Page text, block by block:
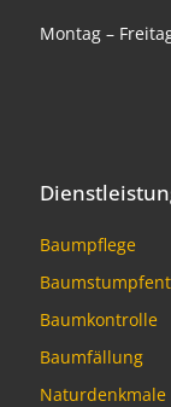
Montag –
Baumpflege
Baumkontrolle
Baumfällung
Naturdenkmale